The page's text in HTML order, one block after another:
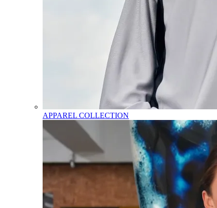
APPAREL COLLECTION